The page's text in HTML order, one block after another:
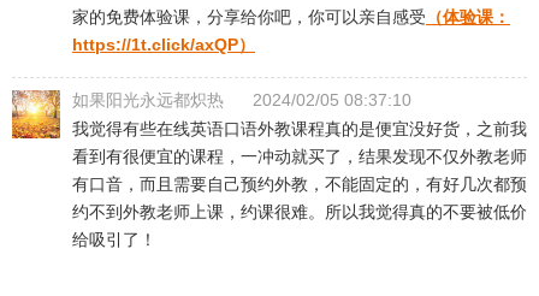
家的免费体验课，分享给你吧，你可以亲自感受 （体验课：
https://1t.click/axQP）
如果阳光永远都炽热
2024/02/05 08:37:10
我觉得有些在线英语口语外教课程真的是便宜没好货，之前我
看到有很便宜的课程，一冲动就买了，结果发现不仅外教老师
有口音，而且需要自己预约外教，不能固定的，有好几次都预
约不到外教老师上课，约课很难。所以我觉得真的不要被低价
给吸引了！